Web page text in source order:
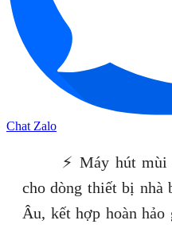
Chat Zalo
⚡ Máy hút
cho dòng thiết bị nhà
Âu, kết hợp hoàn